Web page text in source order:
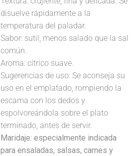
disuelve rápidamente a la
temperatura del paladar.
Sabor: sutil, menos salado que la sal
común.
Aroma: cítrico suave.
Sugerencias de uso: Se aconseja su
uso en el emplatado, rompiendo la
escama con los dedos y
espolvoreándola sobre el plato
terminado, antes de servir.
Maridaje: especialmente indicada
para ensaladas, salsas, carnes y